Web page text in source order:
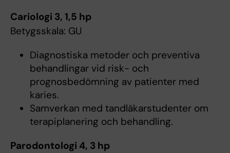
Cariologi 3, 1,5 hp
Betygsskala: GU
Diagnostiska metoder och preventiva
behandlingar vid risk- och
prognosbedömning av patienter med
karies.
Samverkan med tandläkarstudenter om
terapiplanering och behandling.
Parodontologi 4, 3 hp